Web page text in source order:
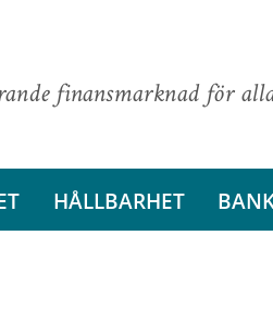
finansmarknad för
HÅLLBARHET